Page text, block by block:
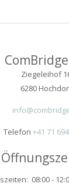
Ziegeleihof
6280
Telefon +41 71
08:00 -